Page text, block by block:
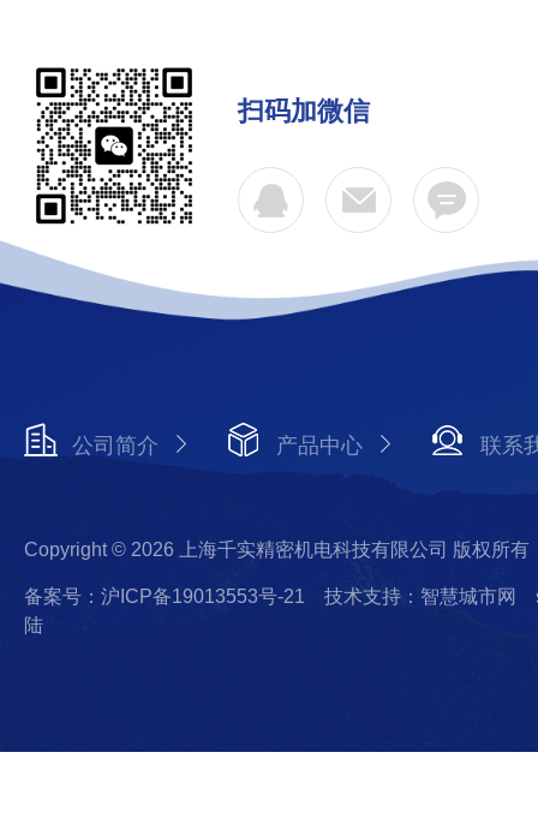
扫码加微信
公司简介 产品中心 联系
Copyright © 2026 上海千实精密机电科技有限公司 版权所有
备案号：沪ICP备19013553号-21 技术支持：智慧城市网
陆